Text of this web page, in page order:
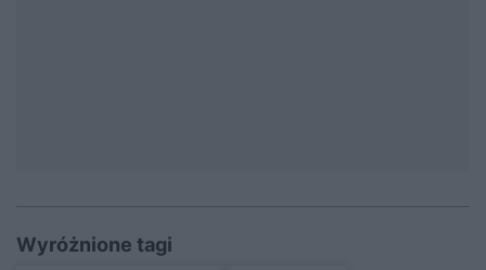
Wyróżnione tagi